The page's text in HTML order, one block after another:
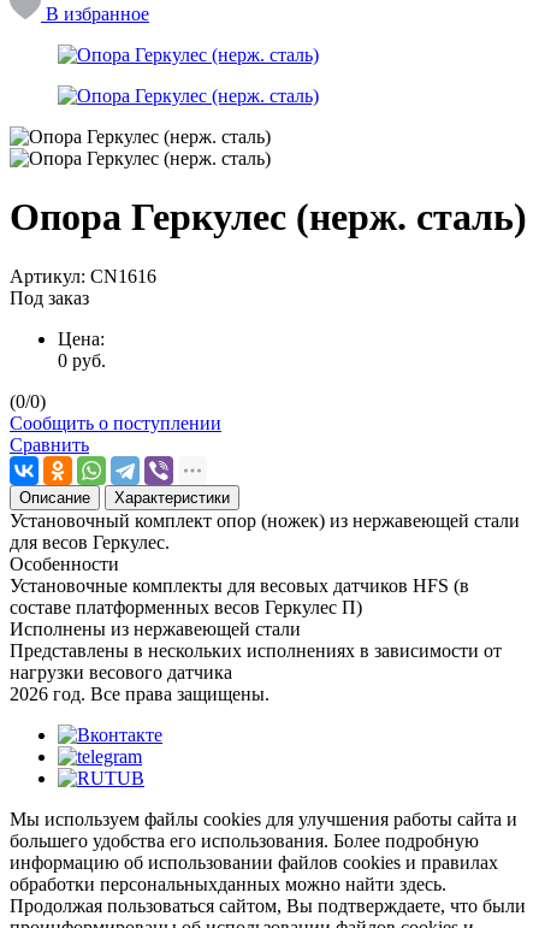
В избранное
Опора Геркулес (нерж. сталь)
Артикул: CN1616
Под заказ
Цена:
0 руб.
(0/0)
Сообщить о поступлении
Сравнить
Описание Характеристики
Установочный комплект опор (ножек) из нержавеющей стали
для весов Геркулес.
Особенности
Установочные комплекты для весовых датчиков HFS (в
составе платформенных весов Геркулес П)
Исполнены из нержавеющей стали
Представлены в нескольких исполнениях в зависимости от
нагрузки весового датчика
2026 год. Все права защищены.
Мы используем файлы cookies для улучшения работы сайта и
большего удобства его использования. Более подробную
информацию об использовании файлов cookies и правилах
обработки персональныхданных можно найти здесь.
Продолжая пользоваться сайтом, Вы подтверждаете, что были